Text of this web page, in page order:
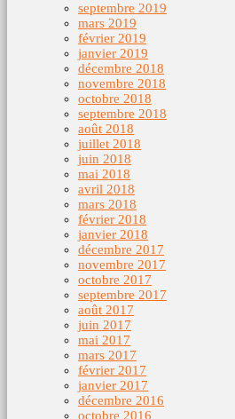
septembre 2019
mars 2019
février 2019
janvier 2019
décembre 2018
novembre 2018
octobre 2018
septembre 2018
août 2018
juillet 2018
juin 2018
mai 2018
avril 2018
mars 2018
février 2018
janvier 2018
décembre 2017
novembre 2017
octobre 2017
septembre 2017
août 2017
juin 2017
mai 2017
mars 2017
février 2017
janvier 2017
décembre 2016
octobre 2016